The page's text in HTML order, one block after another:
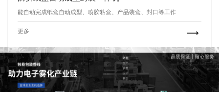
能自动完成纸盒自动成型、喷胶粘盒、产品装盒、封口等工作
更多